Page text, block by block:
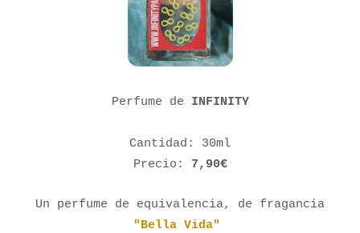
Perfume de INFINITY
Cantidad: 30ml
Precio: 7,90€
Un perfume de equivalencia, de fragancia
"Bella Vida"